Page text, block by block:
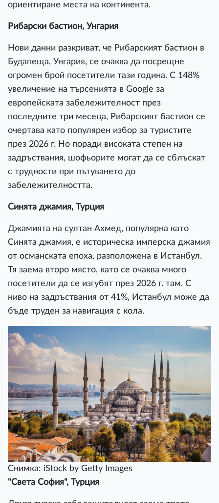
ориентиране места на континента.
Рибарски бастион, Унгария
Нови данни разкриват, че Рибарският бастион в
Будапеща, Унгария, се очаква да посрещне
огромен брой посетители тази година. С 148%
увеличение на търсенията в Google за
европейската забележителност през
последните три месеца, Рибарският бастион се
очертава като популярен избор за туристите
през 2026 г. Но поради високата степен на
задръствания, шофьорите могат да се сблъскат
с трудности при пътуването до
забележителността.
Синята джамия, Турция
Джамията на султан Ахмед, популярна като
Синята джамия, е историческа имперска джамия
от османската епоха, разположена в Истанбул.
Тя заема второ място, като се очаква много
посетители да се изгубят през 2026 г. там. С
ниво на задръствания от 41%, Истанбул може да
бъде труден за навигация с кола.
Снимка: iStock by Getty Images
"Света София", Турция